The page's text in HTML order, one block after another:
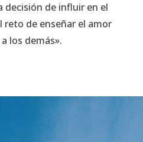
decisión de influir en el
reto de enseñar el amor
los demás».